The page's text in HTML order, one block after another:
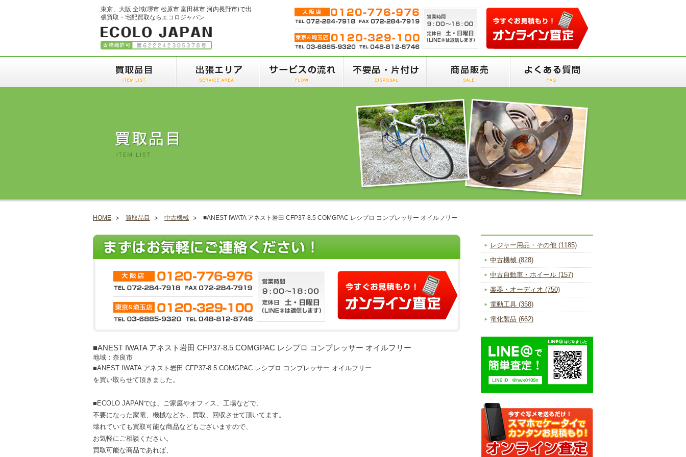
東京、大阪 全域(堺市 松原市 富田林市 河内長野市)で出
張買取・宅配買取ならエコロジャパン
HOME 買取品目 中古機械 ■ANEST IWATA アネスト岩田 CFP37-8.5 COMGPAC レシプロ コンプレッサー オイルフリー
■ANEST IWATA アネスト岩田 CFP37-8.5 COMGPAC レシプロ コンプレッサー オイルフリー
地域：奈良市
■ANEST IWATA アネスト岩田 CFP37-8.5 COMGPAC レシプロ コンプレッサー オイルフリー
を買い取らせて頂きました。
■ECOLO JAPANでは、ご家庭やオフィス、工場などで、
不要になった家電、機械などを、買取、回収させて頂いてます。
壊れていても買取可能な商品などもございますので、
お気軽にご相談ください。
買取可能な商品であれば、
レジャー用品・その他 (1185)
中古機械 (828)
中古自動車・ホイール (157)
楽器・オーディオ (750)
電動工具 (358)
電化製品 (662)